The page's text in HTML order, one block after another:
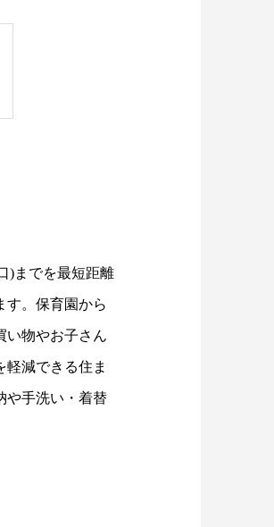
)までを最短距離
す。保育園から
い物やお子さん
軽減できる住ま
や手洗い・着替